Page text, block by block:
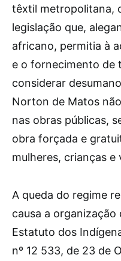
têxtil metropolitana,
legislação que,
africano, permitia à
e o fornecimento de
considerar
Norton de Matos
nas obras públicas,
obra forçada e
mulheres, crianças e
A queda do regime
causa a
Estatuto dos
nº 12 533, de 23 de